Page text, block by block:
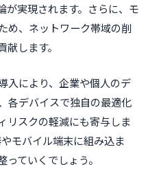
が実現されます。さらに、モ
め、ネットワーク帯域の削
します。
入により、企業や個人のデ
各デバイスで独自の最適化
リスクの軽減にも寄与しま
モバイル端末に組み込ま
ていくでしょう。